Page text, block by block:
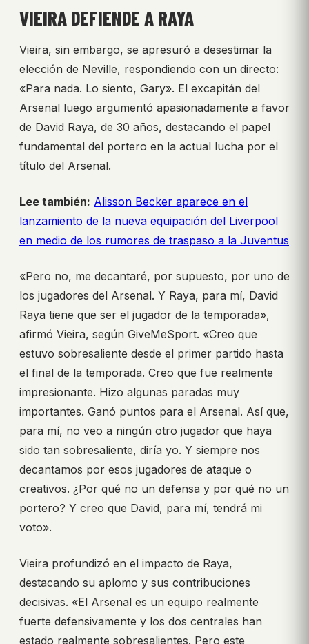
VIEIRA DEFIENDE A RAYA
Vieira, sin embargo, se apresuró a desestimar la
elección de Neville, respondiendo con un directo:
«Para nada. Lo siento, Gary». El excapitán del
Arsenal luego argumentó apasionadamente a favor
de David Raya, de 30 años, destacando el papel
fundamental del portero en la actual lucha por el
título del Arsenal.
Lee también: Alisson Becker aparece en el
lanzamiento de la nueva equipación del Liverpool
en medio de los rumores de traspaso a la Juventus
«Pero no, me decantaré, por supuesto, por uno de
los jugadores del Arsenal. Y Raya, para mí, David
Raya tiene que ser el jugador de la temporada»,
afirmó Vieira, según GiveMeSport. «Creo que
estuvo sobresaliente desde el primer partido hasta
el final de la temporada. Creo que fue realmente
impresionante. Hizo algunas paradas muy
importantes. Ganó puntos para el Arsenal. Así que,
para mí, no veo a ningún otro jugador que haya
sido tan sobresaliente, diría yo. Y siempre nos
decantamos por esos jugadores de ataque o
creativos. ¿Por qué no un defensa y por qué no un
portero? Y creo que David, para mí, tendrá mi
voto».
Vieira profundizó en el impacto de Raya,
destacando su aplomo y sus contribuciones
decisivas. «El Arsenal es un equipo realmente
fuerte defensivamente y los dos centrales han
estado realmente sobresalientes. Pero este